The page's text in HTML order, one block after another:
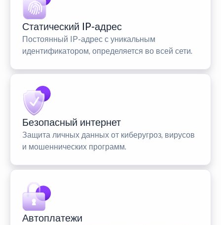
Статический IP-адрес
Постоянный IP-адрес с уникальным
идентификатором, определяется во всей сети.
Безопасный интернет
Защита личных данных от киберугроз, вирусов
и мошеннических программ.
Автоплатежи